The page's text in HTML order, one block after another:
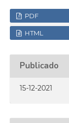
PDF
HTML
Publicado
15-12-2021